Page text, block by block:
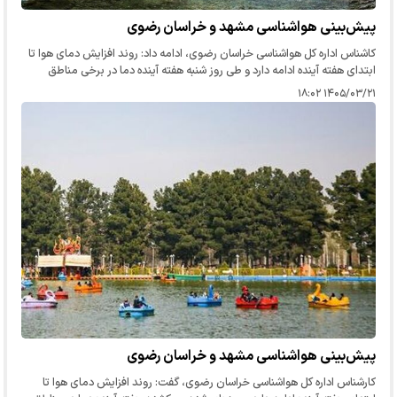
پیش‌بینی هواشناسی مشهد و خراسان رضوی
کاشناس اداره کل هواشناسی خراسان رضوی، ادامه داد: روند افزایش دمای هوا تا
ابتدای هفته آینده ادامه دارد و طی روز شنبه هفته آینده دما در برخی مناطق
گرمسیر به بالاتر از ۴۰ درجه خواهد رسید و دمای مشهد به…
۱۴۰۵/۰۳/۲۱ ۱۸:۰۲
پیش‌بینی هواشناسی مشهد و خراسان رضوی
کارشناس اداره کل هواشناسی خراسان رضوی، گفت: روند افزایش دمای هوا تا